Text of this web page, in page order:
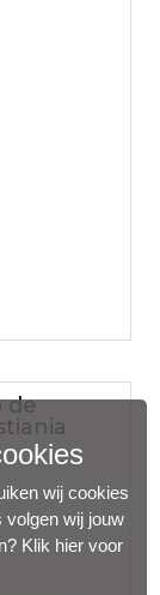
de
wij cookies
volgen wij jouw
Klik hier voor